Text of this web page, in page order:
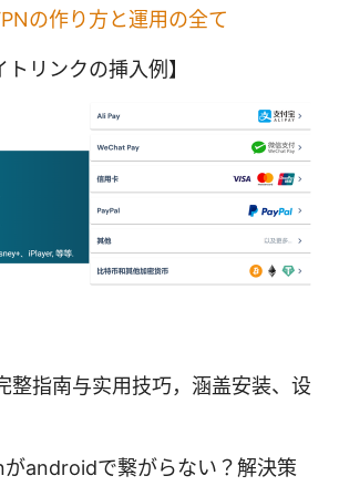
の作り方と運用の全て
トリンクの挿入例】
整指南与实用技巧，涵盖安装、设
androidで繋がらない？解決策